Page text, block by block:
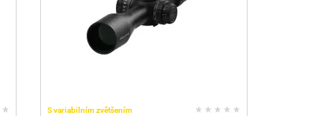
S variabilním zvětšením